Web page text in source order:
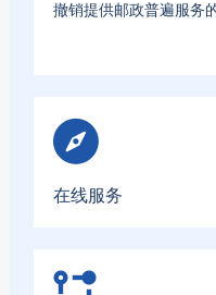
撤销提供邮政普遍服务
在线服务